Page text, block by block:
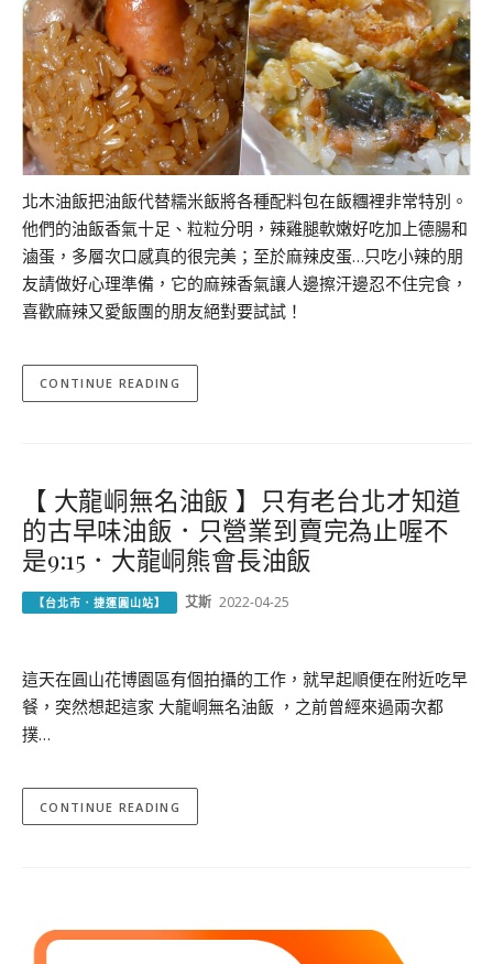
北木油飯把油飯代替糯米飯將各種配料包在飯糰裡非常特別。
他們的油飯香氣十足、粒粒分明，辣雞腿軟嫩好吃加上德腸和
滷蛋，多層次口感真的很完美；至於麻辣皮蛋…只吃小辣的朋
友請做好心理準備，它的麻辣香氣讓人邊擦汗邊忍不住完食，
喜歡麻辣又愛飯團的朋友絕對要試試！
CONTINUE READING
【 大龍峒無名油飯 】只有老台北才知道
的古早味油飯．只營業到賣完為止喔不
是9:15．大龍峒熊會長油飯
【台北市．捷運圓山站】 艾斯 2022-04-25
這天在圓山花博園區有個拍攝的工作，就早起順便在附近吃早
餐，突然想起這家 大龍峒無名油飯 ，之前曾經來過兩次都
撲…
CONTINUE READING